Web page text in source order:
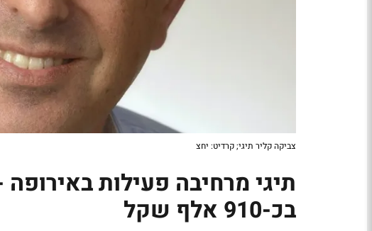
צביקה קליר תיגי; קרדיט: יחצ
תיגי מרחיבה פעילות
בכ-910 אלף שקל